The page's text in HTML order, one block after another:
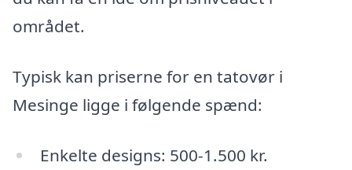
området.
Typisk kan priserne for en tatovør i
Mesinge ligge i følgende spænd:
Enkelte designs: 500-1.500 kr.